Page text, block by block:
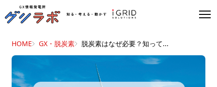
HOME GX・脱炭素 脱炭素はなぜ必要？知って...